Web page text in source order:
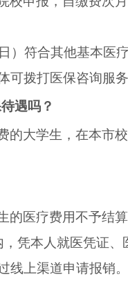
日）符合其他基本医
可拨打医保咨询服
遇吗？
的大学生，在本市
的医疗费用不予结
，凭本人就医凭证、
线上渠道申请报销